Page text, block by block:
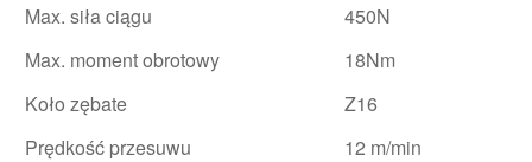
Max. siła ciągu
450N
Max. moment obrotowy
18Nm
Koło zębate
Z16
Prędkość przesuwu
12 m/min